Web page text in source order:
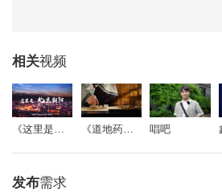
相关视频
《这里是北京朝阳》 《道地药心》同仁堂药材参茸宣传片 唱吧
发布需求